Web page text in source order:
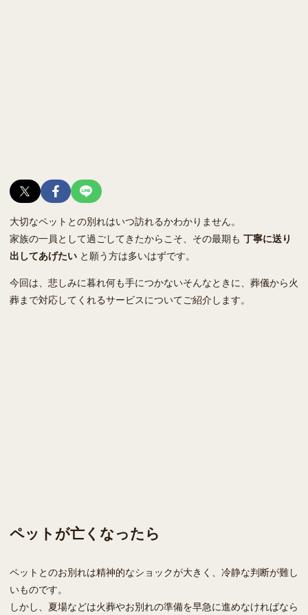
大切なペットとの別れはいつ訪れるかわかりません。
家族の一員として過ごしてきたからこそ、その最期も 丁寧に送り
出してあげたい と願う方は多いはずです。
今回は、悲しみに暮れ何も手につかないそんなときに、葬儀から火
葬まで対応してくれるサービスについてご紹介します。
ペットが亡くなったら
ペットとのお別れは精神的なショックが大きく、冷静な判断が難し
いものです。
しかし、夏場などは火葬やお別れの準備を早急に進めなければなら